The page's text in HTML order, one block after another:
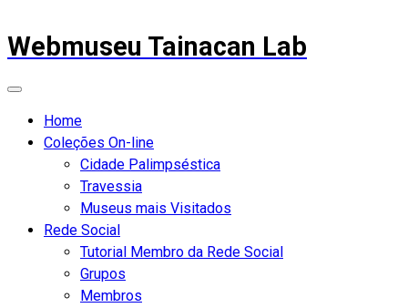
Webmuseu Tainacan Lab
Home
Coleções On-line
Cidade Palimpséstica
Travessia
Museus mais Visitados
Rede Social
Tutorial Membro da Rede Social
Grupos
Membros